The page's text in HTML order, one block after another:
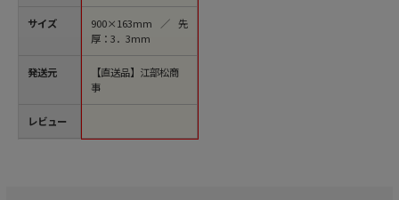
サイズ
発送元
レビュー
900×163mm／先
厚：3．3mm
【直送品】江部松商
事